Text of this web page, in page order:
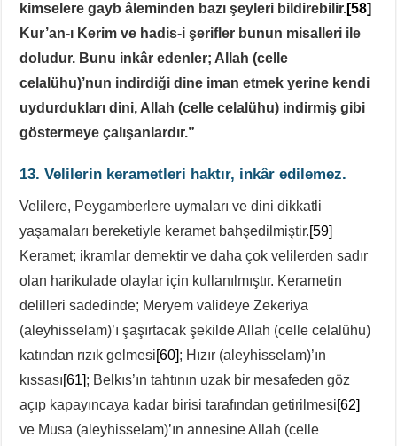
kimselere gayb âleminden bazı şeyleri bildirebilir.[58]
Kur’an-ı Kerim ve hadis-i şerifler bunun misalleri ile
doludur. Bunu inkâr edenler; Allah (celle
celalühu)’nun indirdiği dine iman etmek yerine kendi
uydurdukları dini, Allah (celle celalühu) indirmiş gibi
göstermeye çalışanlardır.”
13. Velilerin kerametleri haktır, inkâr edilemez.
Velilere, Peygamberlere uymaları ve dini dikkatli
yaşamaları bereketiyle keramet bahşedilmiştir.[59]
Keramet; ikramlar demektir ve daha çok velilerden sadır
olan harikulade olaylar için kullanılmıştır. Kerametin
delilleri sadedinde; Meryem valideye Zekeriya
(aleyhisselam)’ı şaşırtacak şekilde Allah (celle celalühu)
katından rızık gelmesi[60]; Hızır (aleyhisselam)’ın
kıssası[61]; Belkıs’ın tahtının uzak bir mesafeden göz
açıp kapayıncaya kadar birisi tarafından getirilmesi[62]
ve Musa (aleyhisselam)’ın annesine Allah (celle